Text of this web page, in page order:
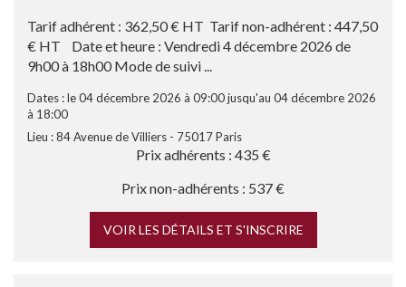
Tarif adhérent : 362,50 € HT Tarif non-adhérent : 447,50
€ HT Date et heure : Vendredi 4 décembre 2026 de
9h00 à 18h00 Mode de suivi ...
Dates : le 04 décembre 2026 à 09:00 jusqu'au 04 décembre 2026
à 18:00
Lieu : 84 Avenue de Villiers - 75017 Paris
Prix adhérents : 435 €
Prix non-adhérents : 537 €
VOIR LES DÉTAILS ET S'INSCRIRE